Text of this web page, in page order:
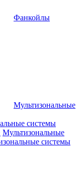
Фанкойлы
Мультизональные
системы
Мультизональные
системы